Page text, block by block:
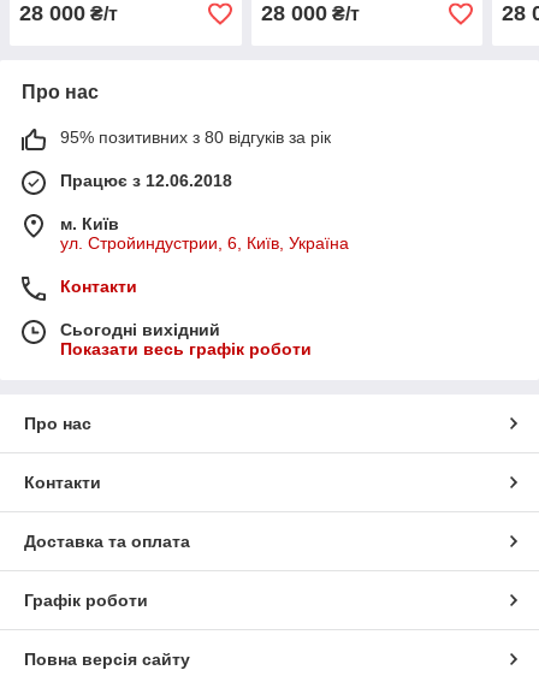
28 000 ₴/т 28 000₴/т 28
Про нас
95% позитивних з 80 відгуків за рік
Працює з 12.06.2018
м. Київ
ул. Стройиндустрии, 6, Київ, Україна
Контакти
Сьогодні вихідний
Показати весь графік роботи
Про нас
Контакти
Доставка та оплата
Графік роботи
Повна версія сайту